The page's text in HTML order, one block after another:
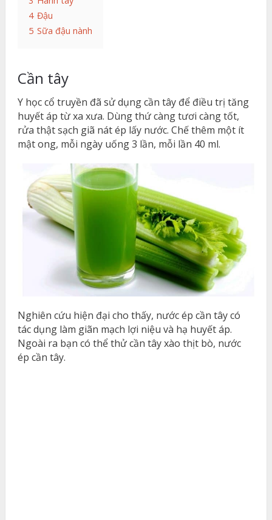
4 Đậu
5 Sữa đậu nành
Cần tây
Y học cổ truyền đã sử dụng cần tây để điều trị tăng
huyết áp từ xa xưa. Dùng thứ càng tươi càng tốt,
rửa thật sạch giã nát ép lấy nước. Chế thêm một ít
mật ong, mỗi ngày uống 3 lần, mỗi lần 40 ml.
Nghiên cứu hiện đại cho thấy, nước ép cần tây có
tác dụng làm giãn mạch lợi niệu và hạ huyết áp.
Ngoài ra bạn có thể thử cần tây xào thịt bò, nước
ép cần tây.